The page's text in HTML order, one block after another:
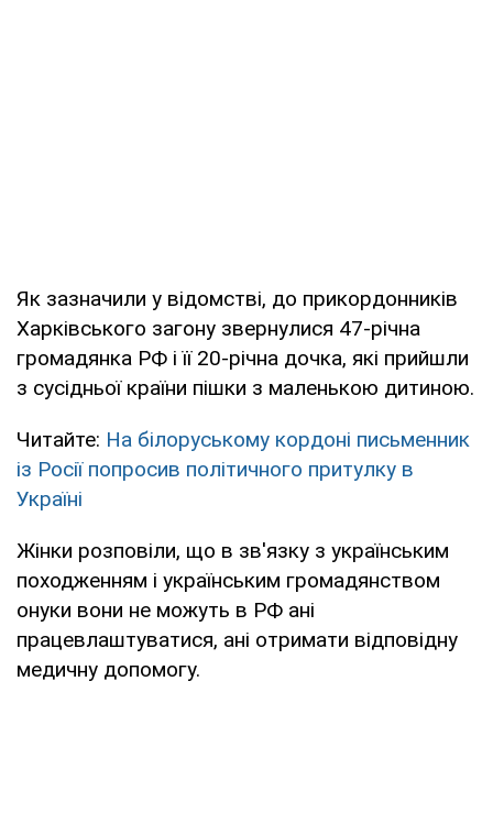
Як зазначили у відомстві, до прикордонників
Харківського загону звернулися 47-річна
громадянка РФ і її 20-річна дочка, які прийшли
з сусідньої країни пішки з маленькою дитиною.
Читайте: На білоруському кордоні письменник
із Росії попросив політичного притулку в
Україні
Жінки розповіли, що в зв'язку з українським
походженням і українським громадянством
онуки вони не можуть в РФ ані
працевлаштуватися, ані отримати відповідну
медичну допомогу.